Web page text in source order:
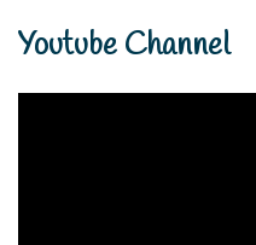
Youtube Channel